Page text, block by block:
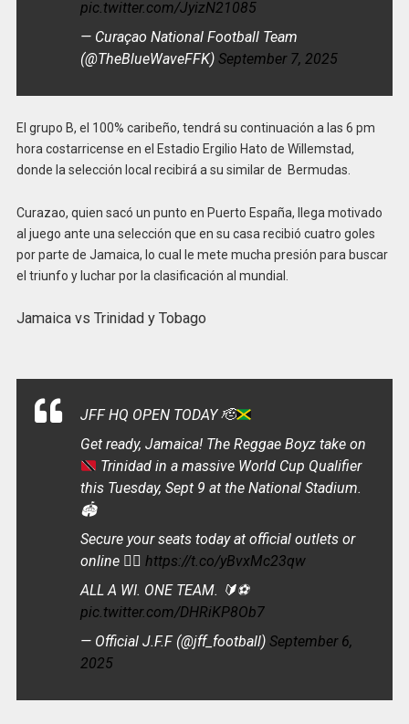
pic.twitter.com/JyizN21085
— Curaçao National Football Team
(@TheBlueWaveFFK) September 7, 2025
El grupo B, el 100% caribeño, tendrá su continuación a las 6 pm
hora costarricense en el Estadio Ergilio Hato de Willemstad,
donde la selección local recibirá a su similar de Bermudas.
Curazao, quien sacó un punto en Puerto España, llega motivado
al juego ante una selección que en su casa recibió cuatro goles
por parte de Jamaica, lo cual le mete mucha presión para buscar
el triunfo y luchar por la clasificación al mundial.
Jamaica vs Trinidad y Tobago
JFF HQ OPEN TODAY🫡
Get ready, Jamaica! The Reggae Boyz take on
Trinidad in a massive World Cup Qualifier
this Tuesday, Sept 9 at the National Stadium.
🏟️
Secure your seats today at official outlets or
online 👉🏾 https://t.co/yBvxMc23qw
ALL A WI. ONE TEAM. 🔰⚽
pic.twitter.com/DHRiKP8Ob7
— Official J.F.F (@jff_football) September 6,
2025